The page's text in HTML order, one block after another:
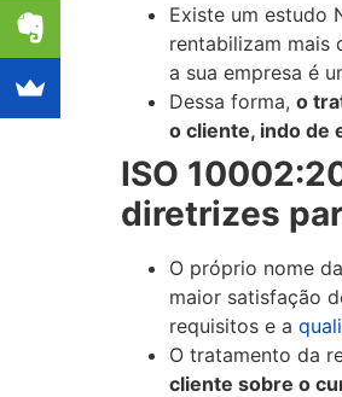
Existe um estudo
rentabilizam mais
a sua empresa é
Dessa forma, o
o cliente, indo de
ISO
diretrizes
O próprio nome
maior satisfação
requisitos e a
O tratamento da
cliente sobre o